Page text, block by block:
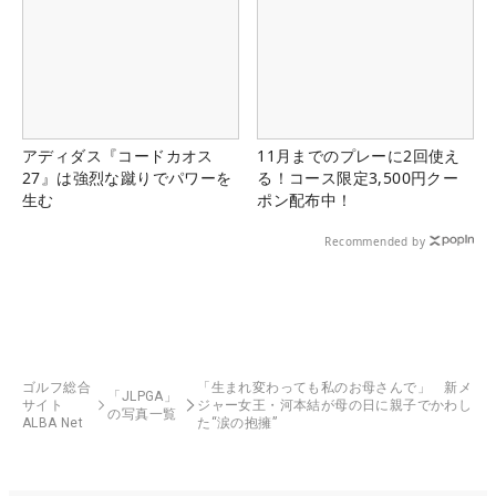
アディダス『コードカオス
27』は強烈な蹴りでパワーを
生む
11月までのプレーに2回使え
る！コース限定3,500円クー
ポン配布中！
Recommended by
ゴルフ総合
サイト
ALBA Net
「JLPGA」
の写真一覧
「生まれ変わっても私のお母さんで」 新メ
ジャー女王・河本結が母の日に親子でかわし
た“涙の抱擁”